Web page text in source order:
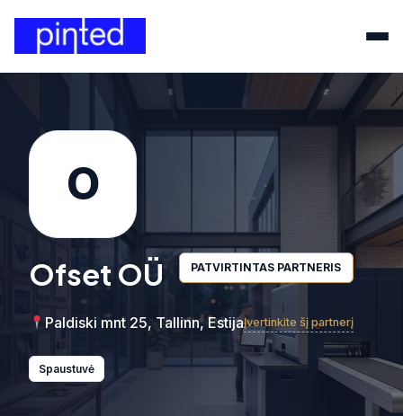
O
Ofset OÜ PATVIRTINTAS PARTNERIS
Paldiski mnt 25, Tallinn, EstijaĮvertinkite šį partnerį
Spaustuvė